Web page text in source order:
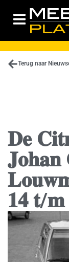
Terug naar
𝐃𝐞
𝐉𝐨𝐡𝐚𝐧
𝟏𝟒 𝐭/𝐦